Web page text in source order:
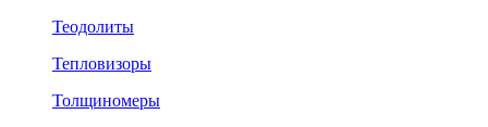
Теодолиты
Тепловизоры
Толщиномеры